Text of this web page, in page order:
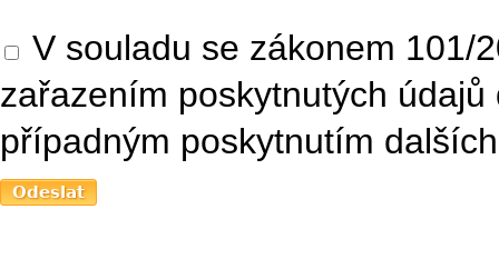
V souladu se zákonem 101/
zařazením poskytnutých
případným poskytnutím